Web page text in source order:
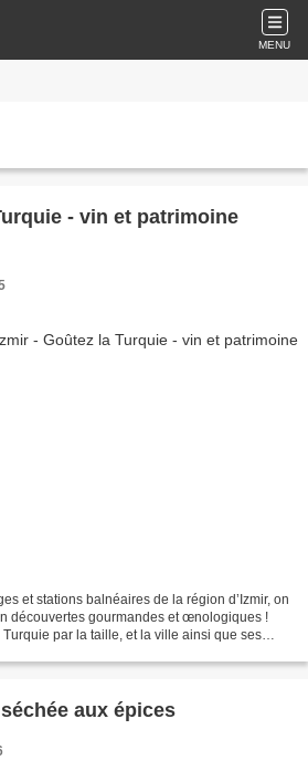
MENU
- vin et patrimoine
et stations balnéaires de la région d’Izmir, on
découvertes gourmandes et œnologiques !
par la taille, et la ville ainsi que ses
séchée aux épices